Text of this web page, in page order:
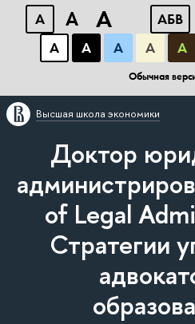
A A A АБВ
А
А А А А
Обычная
Высшая школа экономики
Доктор
of Legal
Стратегии